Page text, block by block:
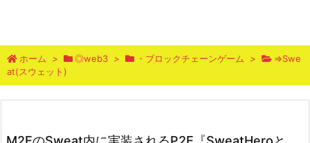
ホーム > ◎web3 > ・ブロックチェーンゲーム >
⇒Swe
at(スウェット)